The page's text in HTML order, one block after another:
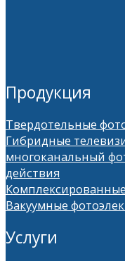
Продукция
Твердотельные
Гибридные
многоканальный
действия
Вакуумные
Услуги